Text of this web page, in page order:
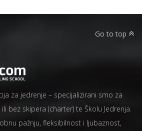
Go to top
za jedrenje – specijalizirani smo za
bez skipera (charter) te Školu Jedrenja.
pažnju, fleksibilnost i ljubaznost,